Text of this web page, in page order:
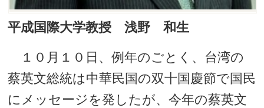
平成国際大学教授 浅野 和生
１０月１０日、例年のごとく、台湾の
蔡英文総統は中華民国の双十国慶節で国民
にメッセージを発したが、今年の蔡英文